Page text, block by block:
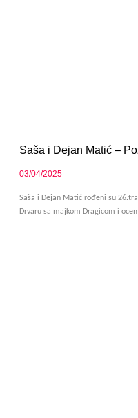
Saša i Dejan Matić –
03/04/2025
Saša i Dejan Matić rođeni su
Drvaru sa majkom Dragicom i